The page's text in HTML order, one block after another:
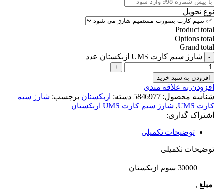
نوع تحویل
Product total
Options total
Grand total
شارژ سیم کارت UMS ازبکستان عدد
افزودن به سبد خرید
افزودن به علاقه مندی
شناسه محصول: 5846977 دسته: ازبکستان برچسب: شارژ سیم
کارت UMS
, شارژ سیم کارت UMS ازبکستان
اشتراک گذاری:
توضیحات تکمیلی
توضیحات تکمیلی
مبلغ
30000 سوم ازبکستان
,